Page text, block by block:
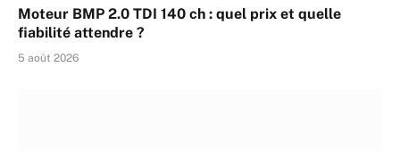
Moteur BMP 2.0 TDI 140 ch : quel prix et quelle
fiabilité attendre ?
5 août 2026